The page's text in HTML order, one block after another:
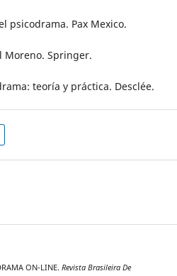
psicodrama. Pax Mexico.
Moreno. Springer.
teoría y práctica. Desclée.
ON-LINE. Revista Brasileira De